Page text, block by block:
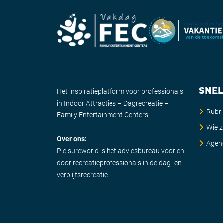
Het inspiratieplatform voor professionals
in Indoor Attracties – Dagrecreatie –
Family Entertainment Centers
Over ons:
Pleisureworld is het adviesbureau voor en
door recreatieprofessionals in de dag- en
verblijfsrecreatie.
Wie